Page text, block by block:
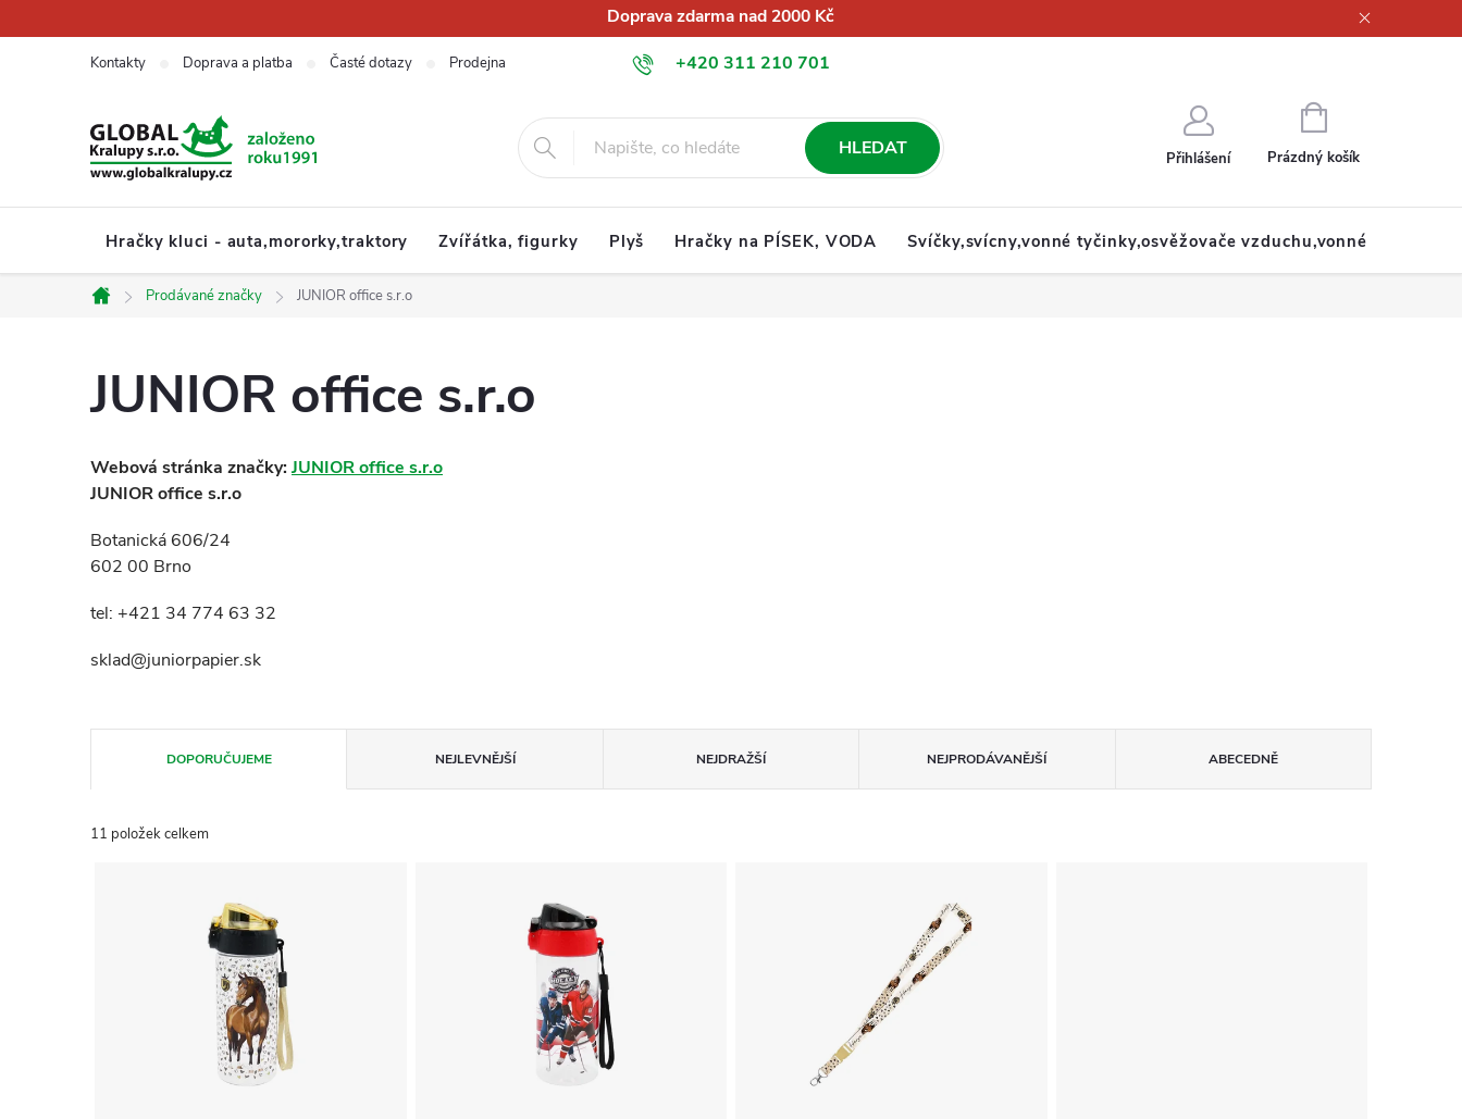
na
Doprava zdarma nad 2000 Kč
+420 311 210 701
info@globalkralupy.cz
Kontakty Doprava a platba Časté dotazy Prodejna Obchodní podmínky Podmínky ochrany osobních údajů
HLEDAT Přihlášení
NÁKUPNÍ
KOŠÍK
Prázdný košík
Hračky kluci - auta,mororky,traktory Zvířátka, figurky Plyš Hračky na PÍSEK, VODA Svíčky,svícny,vonné tyčinky,osvěžovače vzduchu,vonné oleje
Domů
Prodávané značky JUNIOR office s.r.o
JUNIOR office s.r.o
Webová stránka značky:JUNIOR office s.r.o
JUNIOR office s.r.o
Botanická 606/24
602 00 Brno
tel: +421 34 774 63 32
sklad@juniorpapier.sk
a
DOPORUČUJEME NEJLEVNĚJŠÍ NEJDRAŽŠÍ NEJPRODÁVANĚJŠÍ ABECEDNĚ
11 položek celkem